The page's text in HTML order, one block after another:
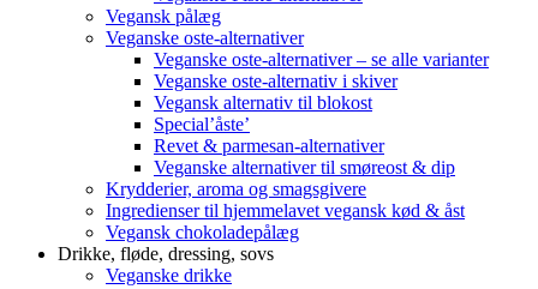
Vegansk pålæg
Veganske oste-alternativer
Veganske oste-alternativer – se alle varianter
Veganske oste-alternativ i skiver
Vegansk alternativ til blokost
Special’åste’
Revet & parmesan-alternativer
Veganske alternativer til smøreost & dip
Krydderier, aroma og smagsgivere
Ingredienser til hjemmelavet vegansk kød & åst
Vegansk chokoladepålæg
Drikke, fløde, dressing, sovs
Veganske drikke